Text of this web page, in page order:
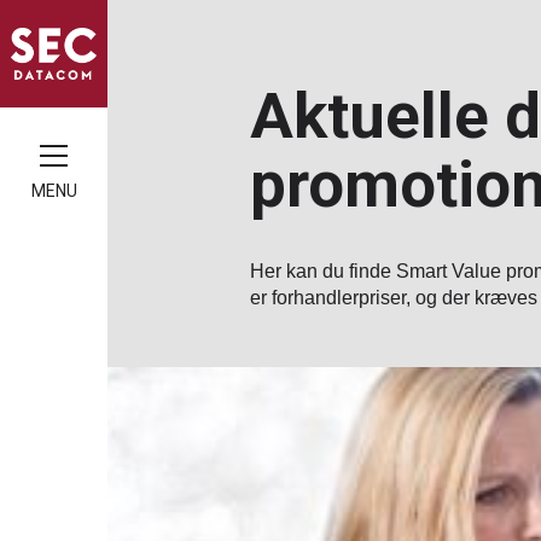
MENU
Aktuelle
Her kan du finde Smart Value
er forhandlerpriser, og der